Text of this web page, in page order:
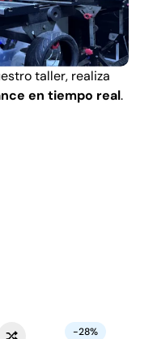
taller, realiza
en tiempo real.
-28%